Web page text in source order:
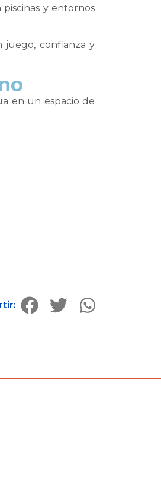
y entornos
juego, confianza y
en un espacio de